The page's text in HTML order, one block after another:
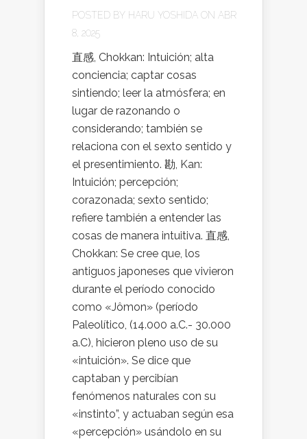
POSTED BY HARU YOSHIDA ON ABR
8, 2025
直感, Chokkan: Intuición; alta
conciencia; captar cosas
sintiendo; leer la atmósfera; en
lugar de razonando o
considerando; también se
relaciona con el sexto sentido y
el presentimiento. 勘, Kan:
Intuición; percepción;
corazonada; sexto sentido;
refiere también a entender las
cosas de manera intuitiva. 直感,
Chokkan: Se cree que, los
antiguos japoneses que vivieron
durante el período conocido
como «Jômon» (período
Paleolítico, (14.000 a.C.- 30.000
a.C), hicieron pleno uso de su
«intuición». Se dice que
captaban y percibían
fenómenos naturales con su
«instinto”, y actuaban según esa
«percepción» usándolo en su